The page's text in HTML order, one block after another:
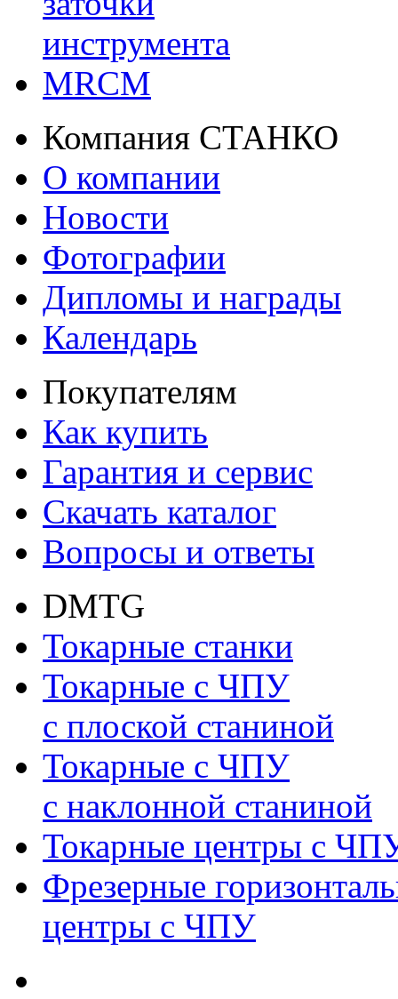
Компания СТАНКО
О компании
Новости
Фотографии
Дипломы и награды
Календарь
Покупателям
Как купить
Гарантия и сервис
Скачать каталог
Вопросы и ответы
DMTG
Токарные станки
Токарные с ЧПУ
с плоской станиной
Токарные с ЧПУ
с наклонной станиной
Токарные центры с
Фрезерные
центры с ЧПУ